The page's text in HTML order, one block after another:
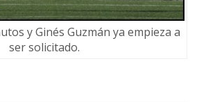
y Ginés Guzmán ya empieza a
ser solicitado.